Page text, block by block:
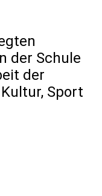
der Schule
der
Sport